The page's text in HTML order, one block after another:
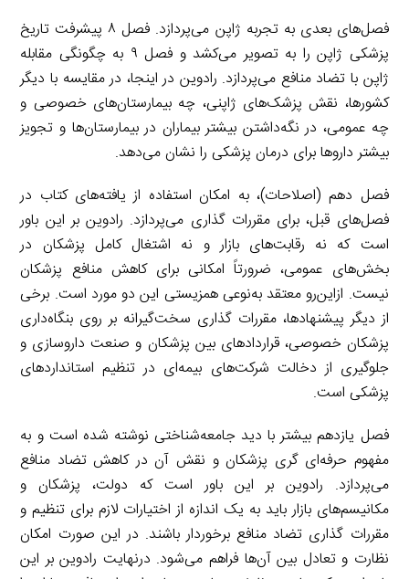
فصل‌های بعدی به تجربه ژاپن می‌پردازد. فصل ۸ پیشرفت تاریخ
پزشکی ژاپن را به تصویر می‌کشد و فصل ۹ به چگونگی مقابله
ژاپن با تضاد منافع می‌پردازد. رادوین در اینجا، در مقایسه با دیگر
کشورها، نقش پزشک‌های ژاپنی، چه بیمارستان‌های خصوصی و
چه عمومی، در نگه‌داشتن بیشتر بیماران در بیمارستان‌ها و تجویز
بیشتر داروها برای درمان پزشکی را نشان می‌دهد.
فصل دهم (اصلاحات)، به امکان استفاده از یافته‌های کتاب در
فصل‌های قبل، برای مقررات گذاری می‌پردازد. رادوین بر این باور
است که نه رقابت‌های بازار و نه اشتغال کامل پزشکان در
بخش‌های عمومی، ضرورتاً امکانی برای کاهش منافع پزشکان
نیست. ازاین‌رو معتقد به‌نوعی همزیستی این دو مورد است. برخی
از دیگر پیشنهادها، مقررات گذاری سخت‌گیرانه بر روی بنگاه‌داری
پزشکان خصوصی، قراردادهای بین پزشکان و صنعت داروسازی و
جلوگیری از دخالت شرکت‌های بیمه‌ای در تنظیم استانداردهای
پزشکی است.
فصل یازدهم بیشتر با دید جامعه‌شناختی نوشته شده است و به
مفهوم حرفه‌ای گری پزشکان و نقش آن در کاهش تضاد منافع
می‌پردازد. رادوین بر این باور است که دولت، پزشکان و
مکانیسم‌های بازار باید به یک اندازه از اختیارات لازم برای تنظیم و
مقررات گذاری تضاد منافع برخوردار باشند. در این صورت امکان
نظارت و تعادل بین آن‌ها فراهم می‌شود. درنهایت رادوین بر این